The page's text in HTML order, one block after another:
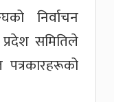
निर्वाचन
समितिले